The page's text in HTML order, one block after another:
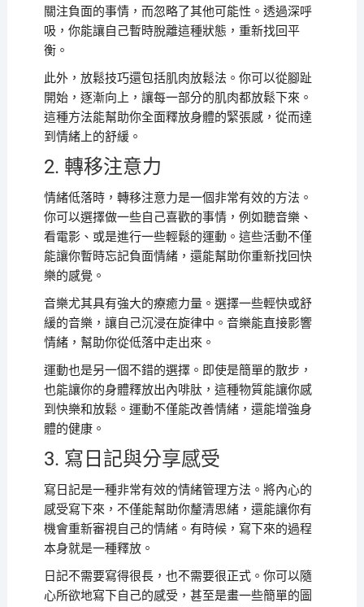
關注負面的事情，而忽略了其他可能性。透過深呼
吸，你能讓自己暫時脫離這種狀態，重新找回平
衡。
此外，放鬆技巧還包括肌肉放鬆法。你可以從腳趾
開始，逐漸向上，讓每一部分的肌肉都放鬆下來。
這種方法能幫助你全面釋放身體的緊張感，從而達
到情緒上的舒緩。
2. 轉移注意力
情緒低落時，轉移注意力是一個非常有效的方法。
你可以選擇做一些自己喜歡的事情，例如聽音樂、
看電影、或是進行一些輕鬆的運動。這些活動不僅
能讓你暫時忘記負面情緒，還能幫助你重新找回快
樂的感覺。
音樂尤其具有強大的療癒力量。選擇一些輕快或舒
緩的音樂，讓自己沉浸在旋律中。音樂能直接影響
情緒，幫助你從低落中走出來。
運動也是另一個不錯的選擇。即使是簡單的散步，
也能讓你的身體釋放出內啡肽，這種物質能讓你感
到快樂和放鬆。運動不僅能改善情緒，還能增強身
體的健康。
3. 寫日記與分享感受
寫日記是一種非常有效的情緒管理方法。將內心的
感受寫下來，不僅能幫助你釐清思緒，還能讓你有
機會重新審視自己的情緒。有時候，寫下來的過程
本身就是一種釋放。
日記不需要寫得很長，也不需要很正式。你可以隨
心所欲地寫下自己的感受，甚至是畫一些簡單的圖